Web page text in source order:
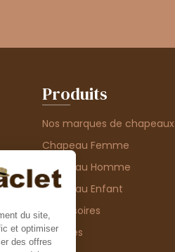
Produits
Nos marques de chapeaux
Chapeau Femme
Chapeau Homme
Chapeau Enfant
Accessoires
Thèmes